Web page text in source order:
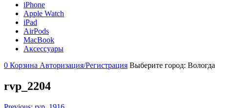
iPhone
Apple Watch
iPad
AirPods
MacBook
Аксессуары
0 Корзина Авторизация/Регистрация Выберите город: Вологда
rvp_2204